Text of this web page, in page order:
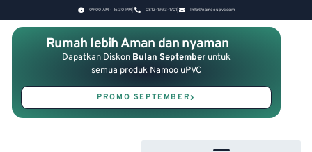
09.00 AM - 16.30 PM 0812-1993-1701 Info@namooupvc.com
Rumah lebih Aman dan nyaman
Dapatkan Diskon Bulan September untuk
semua produk Namoo uPVC
PROMO SEPTEMBER